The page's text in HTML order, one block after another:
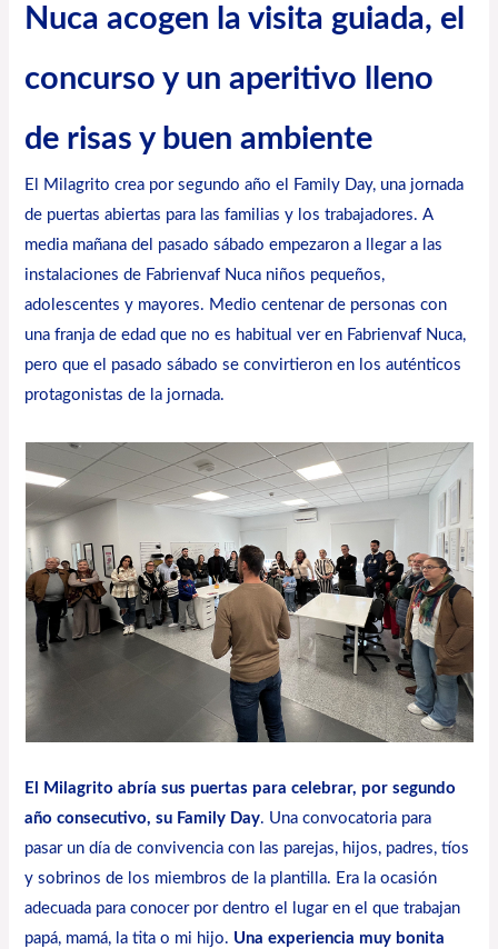
Nuca acogen la visita guiada, el
concurso y un aperitivo lleno
de risas y buen ambiente
El Milagrito crea por segundo año el Family Day, una jornada
de puertas abiertas para las familias y los trabajadores. A
media mañana del pasado sábado empezaron a llegar a las
instalaciones de Fabrienvaf Nuca niños pequeños,
adolescentes y mayores. Medio centenar de personas con
una franja de edad que no es habitual ver en Fabrienvaf Nuca,
pero que el pasado sábado se convirtieron en los auténticos
protagonistas de la jornada.
El Milagrito abría sus puertas para celebrar, por segundo
año consecutivo, su Family Day. Una convocatoria para
pasar un día de convivencia con las parejas, hijos, padres, tíos
y sobrinos de los miembros de la plantilla. Era la ocasión
adecuada para conocer por dentro el lugar en el que trabajan
papá, mamá, la tita o mi hijo. Una experiencia muy bonita